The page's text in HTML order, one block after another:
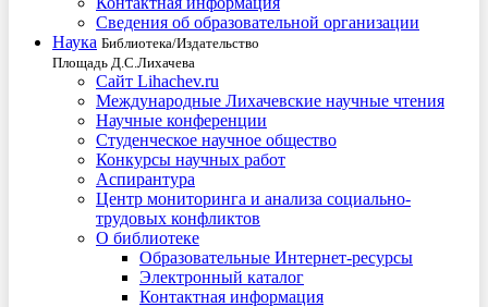
Сведения об образовательной организации
Наука Библиотека/Издательство
Площадь Д.С.Лихачева
Сайт Lihachev.ru
Международные Лихачевские научные чтения
Научные конференции
Студенческое научное общество
Конкурсы научных работ
Аспирантура
Центр мониторинга и анализа социально-
трудовых конфликтов
О библиотеке
Образовательные Интернет-ресурсы
Электронный каталог
Контактная информация